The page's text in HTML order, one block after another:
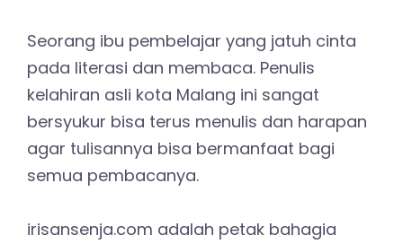
Seorang ibu pembelajar yang jatuh cinta
pada literasi dan membaca. Penulis
kelahiran asli kota Malang ini sangat
bersyukur bisa terus menulis dan harapan
agar tulisannya bisa bermanfaat bagi
semua pembacanya.
irisansenja.com adalah petak bahagia